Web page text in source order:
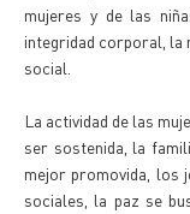
mujeres y de las
integridad corporal, la
social.
La actividad de las
ser sostenida, la
mejor promovida, los
sociales, la paz se